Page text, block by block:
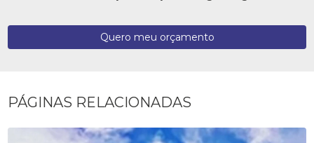
Quero meu orçamento
PÁGINAS RELACIONADAS